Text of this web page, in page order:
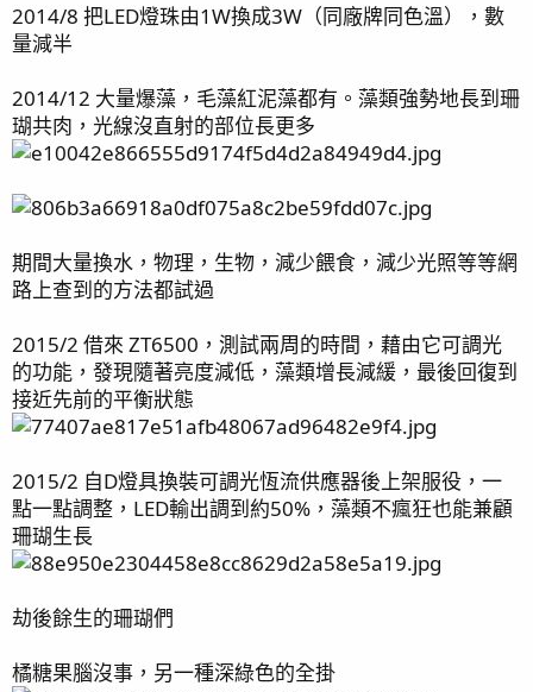
希望有回答到幾位魚友的疑問～～
最後編輯： 2024/09/09
R
a
i
o
s
：
p5p5p5,tktk999,dayeahyeahand 2 others
2014/8 把LED燈珠由1W換成3W（同廠牌同色溫），數
量減半
2014/12 大量爆藻，毛藻紅泥藻都有。藻類強勢地長到珊
瑚共肉，光線沒直射的部位長更多
期間大量換水，物理，生物，減少餵食，減少光照等等網
路上查到的方法都試過
2015/2 借來 ZT6500，測試兩周的時間，藉由它可調光
的功能，發現隨著亮度減低，藻類增長減緩，最後回復到
接近先前的平衡狀態
2015/2 自D燈具換裝可調光恆流供應器後上架服役，一
點一點調整，LED輸出調到約50%，藻類不瘋狂也能兼顧
珊瑚生長
劫後餘生的珊瑚們
橘糖果腦沒事，另一種深綠色的全掛